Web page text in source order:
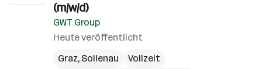
(m/w/d)
GWT Group
Heute veröffentlicht
Graz, Sollenau
Vollzeit